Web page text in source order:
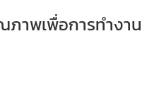
ภาพเพื่อการทำงาน